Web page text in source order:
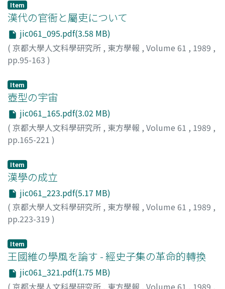
Item
漢代の官衙と屬吏について
jic061_095.pdf(3.58 MB)
( 京都大學人文科學研究所 , 東方學報 , Volume 61 , 1989 ,
pp.95-163 )
Item
壺型の宇宙
jic061_165.pdf(3.02 MB)
( 京都大學人文科學研究所 , 東方學報 , Volume 61 , 1989 ,
pp.165-221 )
Item
漢學の成立
jic061_223.pdf(5.17 MB)
( 京都大學人文科學研究所 , 東方學報 , Volume 61 , 1989 ,
pp.223-319 )
Item
王國維の學風を論す - 經史子集の革命的轉換
jic061_321.pdf(1.75 MB)
( 京都大學人文科學研究所 , 東方學報 , Volume 61 , 1989 ,